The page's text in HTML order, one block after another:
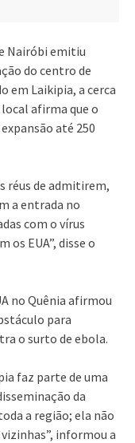
Nairóbi emitiu
do centro de
em Laikipia, a cerca
afirma que o
até 250
réus de admitirem,
a entrada no
com o vírus
EUA”, disse o
no Quênia afirmou
para
o surto de ebola.
faz parte de uma
da
a região; ela não
informou a